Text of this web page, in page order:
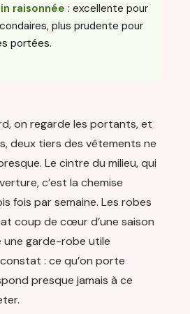
raisonnée : excellente pour
plus prudente pour
portées.
on regarde les portants, et
deux tiers des vêtements ne
Le cintre du milieu, qui
c’est la chemise
fois par semaine. Les robes
coup de cœur d’une saison
une garde-robe utile
: ce qu’on porte
presque jamais à ce